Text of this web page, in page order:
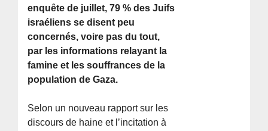
enquête de juillet, 79 % des Juifs
israéliens se disent peu
concernés, voire pas du tout,
par les informations relayant la
famine et les souffrances de la
population de Gaza.
Selon un nouveau rapport sur les
discours de haine et l’incitation à